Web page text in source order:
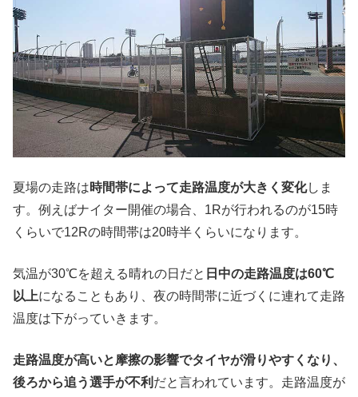
夏場の走路は時間帯によって走路温度が大きく変化しま
す。例えばナイター開催の場合、1Rが行われるのが15時
くらいで12Rの時間帯は20時半くらいになります。
気温が30℃を超える晴れの日だと 日中の走路温度は60℃
以上になることもあり、夜の時間帯に近づくに連れて走路
温度は下がっていきます。
走路温度が高いと摩擦の影響でタイヤが滑りやすくなり、
後ろから追う選手が不利 だと言われています。走路温度が